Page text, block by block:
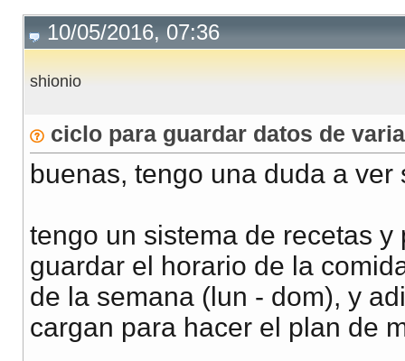
10/05/2016, 07:36
shionio
ciclo para guardar datos de
buenas, tengo una duda a
tengo un sistema de recetas
guardar el horario de la
de la semana (lun - dom), y
cargan para hacer el plan de